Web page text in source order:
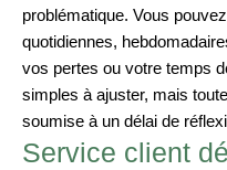
problématique. Vous
quotidiennes,
vos pertes ou votre temps
simples à ajuster, mais
soumise à un délai de
Service client